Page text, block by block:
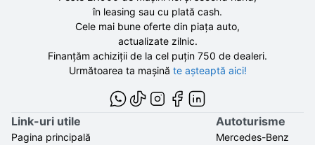
în leasing sau cu plată cash.
Cele mai bune oferte din piața auto,
actualizate zilnic.
Finanțăm achiziții de la cel puțin 750 de dealeri.
Următoarea ta mașină te așteaptă aici!
Link-uri utile
Pagina principală
Autoturisme
Mercedes-Benz